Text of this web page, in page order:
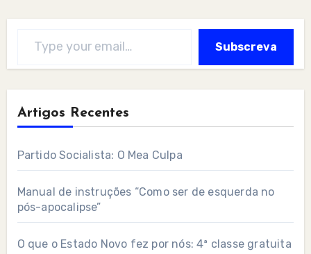
Subscreva
Artigos Recentes
Partido Socialista: O Mea Culpa
Manual de instruções “Como ser de esquerda no
pós-apocalipse”
O que o Estado Novo fez por nós: 4ª classe gratuita